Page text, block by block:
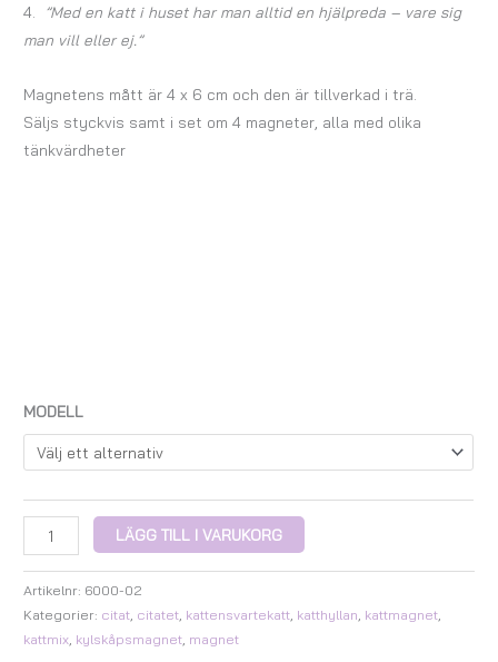
4.
”Med en katt i huset har man alltid en hjälpreda – vare sig
man vill eller ej.”
Magnetens mått är 4 x 6 cm och den är tillverkad i trä.
Säljs styckvis samt i set om 4 magneter, alla med olika
tänkvärdheter
MODELL
LÄGG TILL I VARUKORG
Artikelnr: 6000-02
Kategorier: citat citatet kattensvartekatt katthyllan kattmagnet
kattmix kylskåpsmagnet magnet